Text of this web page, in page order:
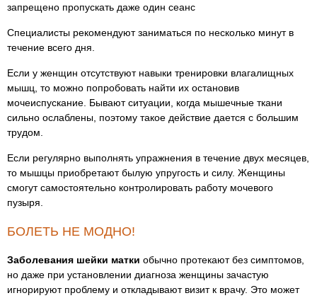
запрещено пропускать даже один сеанс
Специалисты рекомендуют заниматься по несколько минут в
течение всего дня.
Если у женщин отсутствуют навыки тренировки влагалищных
мышц, то можно попробовать найти их остановив
мочеиспускание. Бывают ситуации, когда мышечные ткани
сильно ослаблены, поэтому такое действие дается с большим
трудом.
Если регулярно выполнять упражнения в течение двух месяцев,
то мышцы приобретают былую упругость и силу. Женщины
смогут самостоятельно контролировать работу мочевого
пузыря.
БОЛЕТЬ НЕ МОДНО!
Заболевания шейки матки обычно протекают без симптомов,
но даже при установлении диагноза женщины зачастую
игнорируют проблему и откладывают визит к врачу. Это может